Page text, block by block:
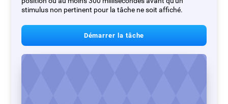
stimulus non pertinent pour la tâche ne soit affiché.
Démarrer la tâche